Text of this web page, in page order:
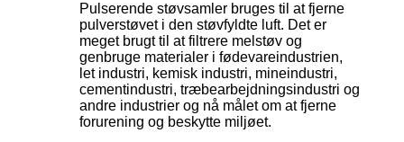
Pulserende støvsamler bruges til at fjerne
pulverstøvet i den støvfyldte luft. Det er
meget brugt til at filtrere melstøv og
genbruge materialer i fødevareindustrien,
let industri, kemisk industri, mineindustri,
cementindustri, træbearbejdningsindustri og
andre industrier og nå målet om at fjerne
forurening og beskytte miljøet.